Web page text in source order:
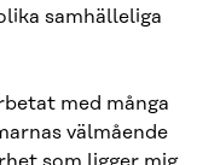
samhälleliga
med många
välmående